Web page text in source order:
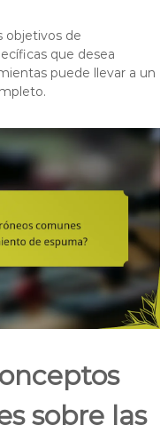
objetivos de
que desea
puede llevar a un
sobre las